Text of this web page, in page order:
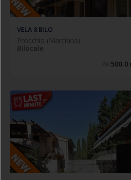
VELA 8 BILO
Procchio (Marciana)
Bilocale
500.0
Comodo appartamento
spazio esterno
, composto da
soggiorno con angolo cottura e
estraibile (n.2 singoli), zona notte
bagno con doccia